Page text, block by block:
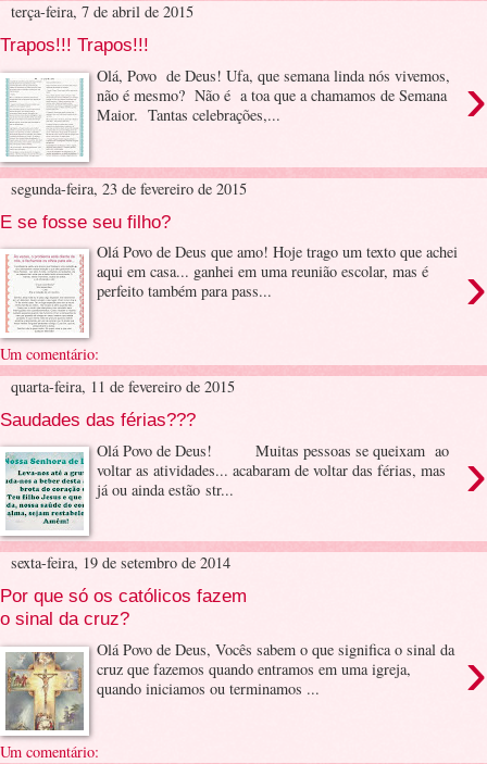
terça-feira, 7 de abril de 2015
Trapos!!! Trapos!!!
›
Olá, Povo de Deus! Ufa, que semana linda nós vivemos,
não é mesmo? Não é a toa que a chamamos de Semana
Maior. Tantas celebrações,...
segunda-feira, 23 de fevereiro de 2015
E se fosse seu filho?
›
Olá Povo de Deus que amo! Hoje trago um texto que achei
aqui em casa... ganhei em uma reunião escolar, mas é
perfeito também para pass...
Um comentário:
quarta-feira, 11 de fevereiro de 2015
Saudades das férias???
›
Olá Povo de Deus! Muitas pessoas se queixam ao
voltar as atividades... acabaram de voltar das férias, mas
já ou ainda estão str...
sexta-feira, 19 de setembro de 2014
Por que só os católicos fazem
o sinal da cruz?
›
Olá Povo de Deus, Vocês sabem o que significa o sinal da
cruz que fazemos quando entramos em uma igreja,
quando iniciamos ou terminamos ...
Um comentário: